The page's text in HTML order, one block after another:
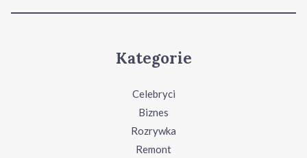
Kategorie
Celebryci
Biznes
Rozrywka
Remont